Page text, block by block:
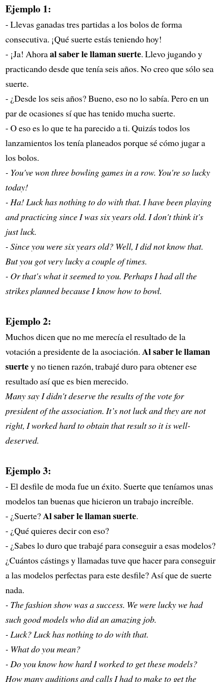
Ejemplo 1:
- Llevas ganadas tres partidas a los bolos de forma
consecutiva. ¡Qué suerte estás teniendo hoy!
- ¡Ja! Ahoraal saber le llaman suerte. Llevo jugando y
practicando desde que tenía seis años. No creo que sólo sea
suerte.
- ¿Desde los seis años? Bueno, eso no lo sabía. Pero en un
par de ocasiones sí que has tenido mucha suerte.
- O eso es lo que te ha parecido a ti. Quizás todos los
lanzamientos los tenía planeados porque sé cómo jugar a
los bolos.
- You've won three bowling games in a row. You're so lucky
today!
- Ha! Luck has nothing to do with that. I have been playing
and practicing since I was six years old. I don't think it's
just luck.
- Since you were six years old? Well, I did not know that.
But you got very lucky a couple of times.
- Or that's what it seemed to you. Perhaps I had all the
strikes planned because I know how to bowl.
Ejemplo 2:
Muchos dicen que no me merecía el resultado de la
votación a presidente de la asociación. Al saber le llaman
suertey no tienen razón, trabajé duro para obtener ese
resultado así que es bien merecido.
Many say I didn't deserve the results of the vote for
president of the association. It’s not luck and they are not
right, I worked hard to obtain that result so it is well-
deserved.
Ejemplo 3:
- El desfile de moda fue un éxito. Suerte que teníamos unas
modelos tan buenas que hicieron un trabajo increíble.
- ¿Suerte?Al saber le llaman suerte.
- ¿Qué quieres decir con eso?
- ¿Sabes lo duro que trabajé para conseguir a esas modelos?
¿Cuántos cástings y llamadas tuve que hacer para conseguir
a las modelos perfectas para este desfile? Así que de suerte
nada.
- The fashion show was a success. We were lucky we had
such good models who did an amazing job.
- Luck? Luck has nothing to do with that.
- What do you mean?
- Do you know how hard I worked to get these models?
How many auditions and calls I had to make to get the